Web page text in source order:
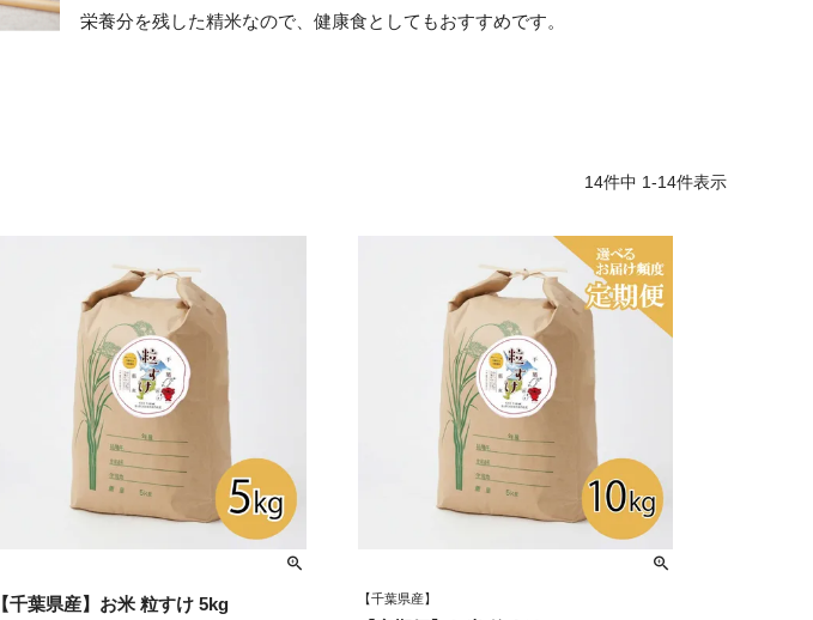
栄養分を残した精米なので、健康食としてもおすすめです。
14件中 1-14件表示
【千葉県産】お米 粒すけ 5kg 【千葉県産】